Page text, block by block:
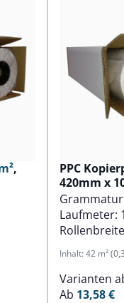
,
PPC
420mm x
Laufmeter:
Inhalt: 42 m²
Varianten
Ab 13,58 €